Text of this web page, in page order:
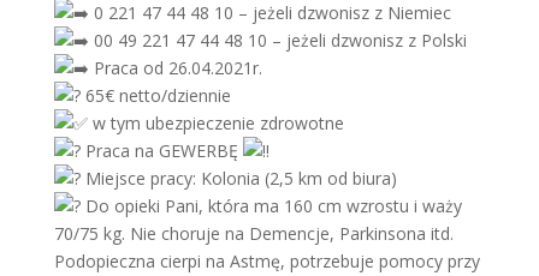
0 221 47 44 48 10 – jeżeli dzwonisz z Niemiec
00 49 221 47 44 48 10 – jeżeli dzwonisz z Polski
Praca od 26.04.2021r.
65€ netto/dziennie
w tym ubezpieczenie zdrowotne
Praca na GEWERBĘ
Miejsce pracy: Kolonia (2,5 km od biura)
Do opieki Pani, która ma 160 cm wzrostu i waży
70/75 kg. Nie choruje na Demencje, Parkinsona itd.
Podopieczna cierpi na Astmę, potrzebuje pomocy przy